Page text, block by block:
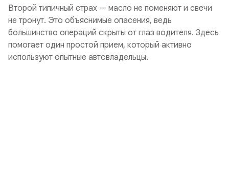
Второй типичный страх — масло не поменяют и свечи
не тронут. Это объяснимые опасения, ведь
большинство операций скрыты от глаз водителя. Здесь
помогает один простой прием, который активно
используют опытные автовладельцы.